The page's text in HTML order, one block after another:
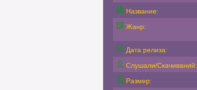
Название:
Жанр:
Дата релиза:
Слушали/Скачиваний:
Размер: